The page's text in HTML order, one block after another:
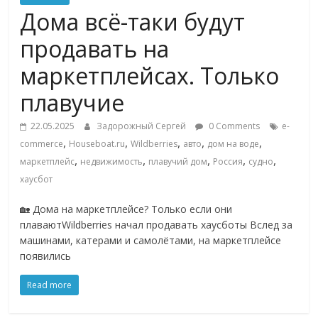
Commerce,
омниканальном
ритейле,
логистике,
технологиях,
соцсетях
Портал
онлайн-
Дома всё-таки будут
продавать на
маркетплейсах. Только
плавучие
22.05.2025 Задорожный Сергей 0 Comments
e-
commerce, Houseboat.ru,Wildberries, авто, дом на воде,
маркетплейс, недвижимость, плавучий дом, Россия, судно,
хаусбот
🏡 Дома на маркетплейсе? Только если они
плаваютWildberries начал продавать хаусботы Вслед за
машинами, катерами и самолётами, на маркетплейсе
появились
Read more